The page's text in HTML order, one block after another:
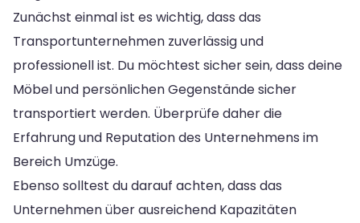
Zunächst einmal ist es wichtig, dass das
Transportunternehmen zuverlässig und
professionell ist. Du möchtest sicher sein, dass deine
Möbel und persönlichen Gegenstände sicher
transportiert werden. Überprüfe daher die
Erfahrung und Reputation des Unternehmens im
Bereich Umzüge.
Ebenso solltest du darauf achten, dass das
Unternehmen über ausreichend Kapazitäten